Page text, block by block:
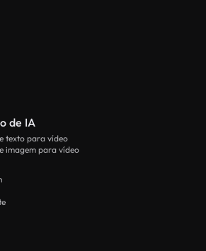
de IA
texto para vídeo
imagem para vídeo